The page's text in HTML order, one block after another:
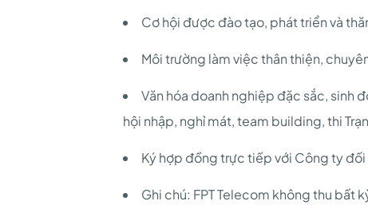
Cơ hội được đào tạo, phát triển và
Môi trường làm việc thân thiện,
Văn hóa doanh nghiệp đặc sắc, sinh
hội nhập, nghỉ mát, team building, thi
Ký hợp đồng trực tiếp với Công ty
Ghi chú: FPT Telecom không thu bất